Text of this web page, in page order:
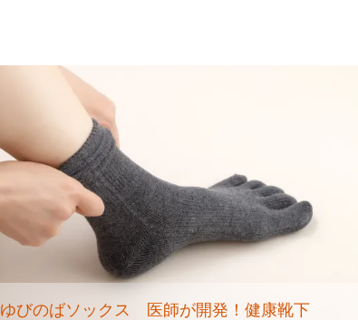
ゆびのばソックス 医師が開発！健康靴下